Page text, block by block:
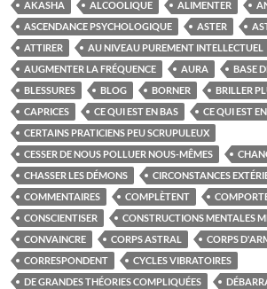
AKASHA
ALCOOLIQUE ALIMENTER
ASCENDANCE PSYCHOLOGIQUE
ASTER
ATTIRER
AU NIVEAU PUREMENT INTELLECTUEL
AUGMENTER LA FRÉQUENCE
AURA
BASE
BLESSURES
BLOG BORNER BRILLER
CAPRICES
CE QUI EST EN BAS
CE QUI EST
CERTAINS PRATICIENS PEU SCRUPULEUX
CESSER DE NOUS POLLUER NOUS-MÊMES
CHASSER LES DÉMONS
CIRCONSTANCES
COMMENTAIRES
COMPLÈTENT
CONSCIENTISER
CONSTRUCTIONS MENTALES
CONVAINCRE
CORPS ASTRAL
CORPS
CORRESPONDENT
CYCLES VIBRATOIRES
DE GRANDES THÉORIES COMPLIQUÉES